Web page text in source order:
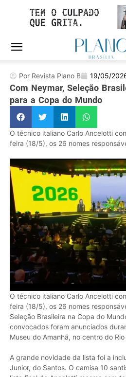
Por Revista Plano B 19/05/
Com Neymar, Seleção
para a Copa do Mundo
O técnico italiano Carlo Ancelotti
feira (18/5), os 26 nomes
O técnico italiano Carlo Ancelotti
feira (18/5), os 26 nomes
Seleção Brasileira na Copa do
convocados foram anunciados
Museu do Amanhã, no centro do
A grande novidade da lista foi a
Junior, do Santos. O camisa 10